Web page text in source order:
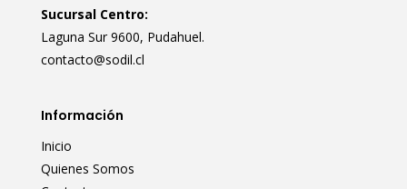
Sucursal Centro:
Laguna Sur 9600, Pudahuel.
contacto@sodil.cl
Información
Inicio
Quienes Somos